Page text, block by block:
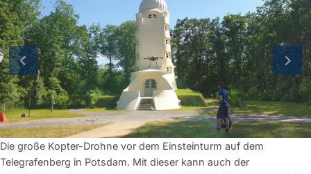
Die große Kopter-Drohne vor dem Einsteinturm auf dem
Telegrafenberg in Potsdam. Mit dieser kann auch der
vorherige Folie